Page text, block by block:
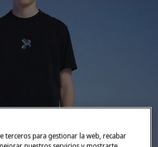
terceros para gestionar la web, recabar